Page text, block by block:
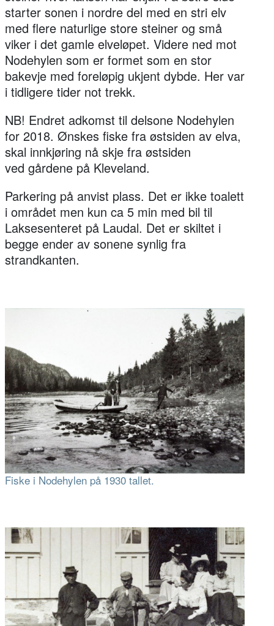
starter sonen i nordre del med en stri elv
med flere naturlige store steiner og små
viker i det gamle elveløpet. Videre ned mot
Nodehylen som er formet som en stor
bakevje med foreløpig ukjent dybde. Her var
i tidligere tider not trekk.
NB! Endret adkomst til delsone Nodehylen
for 2018. Ønskes fiske fra østsiden av elva,
skal innkjøring nå skje fra østsiden
ved gårdene på Kleveland.
Parkering på anvist plass. Det er ikke toalett
i området men kun ca 5 min med bil til
Laksesenteret på Laudal. Det er skiltet i
begge ender av sonene synlig fra
strandkanten.
Fiske i Nodehylen på 1930 tallet.